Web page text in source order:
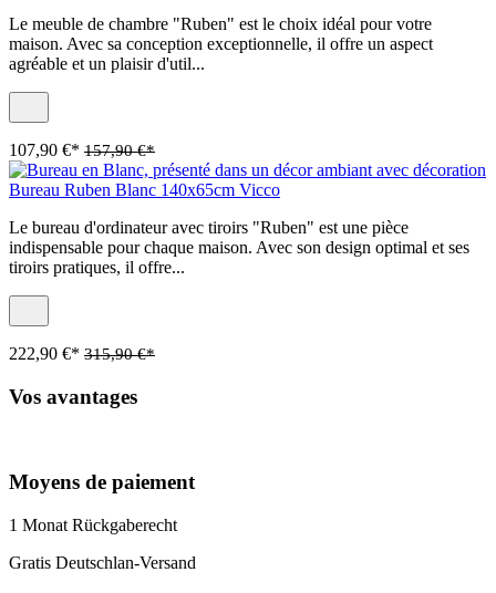
Le meuble de chambre "Ruben" est le choix idéal pour votre
maison. Avec sa conception exceptionnelle, il offre un aspect
agréable et un plaisir d'util...
107,90 €* 157,90 €*
Bureau Ruben Blanc 140x65cm Vicco
Le bureau d'ordinateur avec tiroirs "Ruben" est une pièce
indispensable pour chaque maison. Avec son design optimal et ses
tiroirs pratiques, il offre...
222,90 €* 315,90 €*
Vos avantages
Moyens de paiement
1 Monat Rückgaberecht
Gratis Deutschlan-Versand